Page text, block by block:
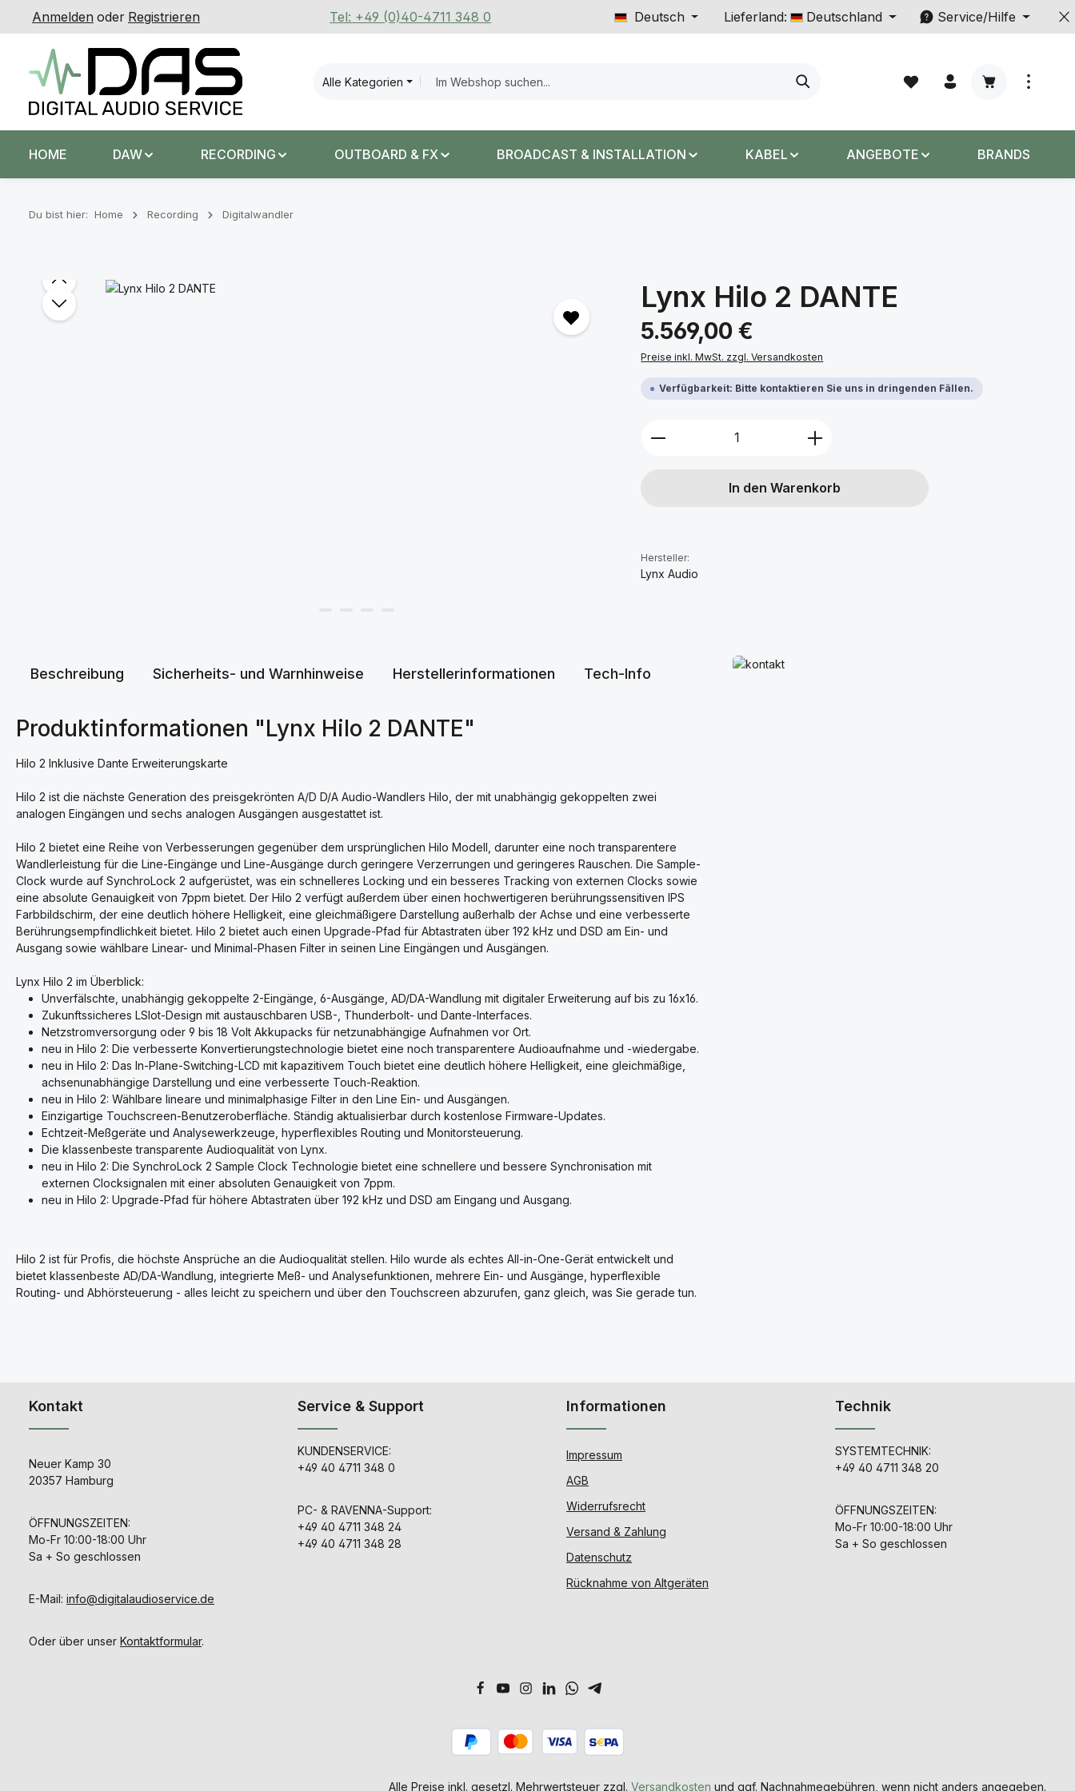
Hauptinhalt springen
Zur Suche springen
Zur Hauptnavigation springen
Anmelden oder Registrieren Tel: +49 (0)40-4711 348 0 Deutsch Lieferland: Deutschland Service/Hilfe
Alle Kategorien
Warenkorb
HOME DAW RECORDING OUTBOARD & FX BROADCAST & INSTALLATION KABEL ANGEBOTE BRANDS
Du bist hier: Home Recording Digitalwandler
Bildergalerie überspringen Lynx Hilo 2 DANTE
Regulärer Preis:
5.569,00 €
Preise inkl. MwSt. zzgl. Versandkosten
Verfügbarkeit: Bitte kontaktieren Sie uns in dringenden Fällen.
Produkt Anzahl: Gib den gewünschten Wert
In den Warenkorb
Hersteller:
Lynx Audio
Beschreibung Sicherheits- und Warnhinweise Herstellerinformationen Tech-Info
Produktinformationen "Lynx Hilo 2 DANTE"
Hilo 2 Inklusive Dante Erweiterungskarte
Hilo 2 ist die nächste Generation des preisgekrönten A/D D/A Audio-Wandlers Hilo, der mit unabhängig gekoppelten zwei
analogen Eingängen und sechs analogen Ausgängen ausgestattet ist.
Hilo 2 bietet eine Reihe von Verbesserungen gegenüber dem ursprünglichen Hilo Modell, darunter eine noch transparentere
Wandlerleistung für die Line-Eingänge und Line-Ausgänge durch geringere Verzerrungen und geringeres Rauschen. Die Sample-
Clock wurde auf SynchroLock 2 aufgerüstet, was ein schnelleres Locking und ein besseres Tracking von externen Clocks sowie
eine absolute Genauigkeit von 7ppm bietet. Der Hilo 2 verfügt außerdem über einen hochwertigeren berührungssensitiven IPS
Farbbildschirm, der eine deutlich höhere Helligkeit, eine gleichmäßigere Darstellung außerhalb der Achse und eine verbesserte
Berührungsempfindlichkeit bietet. Hilo 2 bietet auch einen Upgrade-Pfad für Abtastraten über 192 kHz und DSD am Ein- und
Ausgang sowie wählbare Linear- und Minimal-Phasen Filter in seinen Line Eingängen und Ausgängen.
Lynx Hilo 2 im Überblick:
Unverfälschte, unabhängig gekoppelte 2-Eingänge, 6-Ausgänge, AD/DA-Wandlung mit digitaler Erweiterung auf bis zu 16x16.
Zukunftssicheres LSlot-Design mit austauschbaren USB-, Thunderbolt- und Dante-Interfaces.
Netzstromversorgung oder 9 bis 18 Volt Akkupacks für netzunabhängige Aufnahmen vor Ort.
neu in Hilo 2: Die verbesserte Konvertierungstechnologie bietet eine noch transparentere Audioaufnahme und -wiedergabe.
neu in Hilo 2: Das In-Plane-Switching-LCD mit kapazitivem Touch bietet eine deutlich höhere Helligkeit, eine gleichmäßige,
achsenunabhängige Darstellung und eine verbesserte Touch-Reaktion.
neu in Hilo 2: Wählbare lineare und minimalphasige Filter in den Line Ein- und Ausgängen.
Einzigartige Touchscreen-Benutzeroberfläche. Ständig aktualisierbar durch kostenlose Firmware-Updates.
Echtzeit-Meßgeräte und Analysewerkzeuge, hyperflexibles Routing und Monitorsteuerung.
Die klassenbeste transparente Audioqualität von Lynx.
neu in Hilo 2: Die SynchroLock 2 Sample Clock Technologie bietet eine schnellere und bessere Synchronisation mit
externen Clocksignalen mit einer absoluten Genauigkeit von 7ppm.
neu in Hilo 2: Upgrade-Pfad für höhere Abtastraten über 192 kHz und DSD am Eingang und Ausgang.
Hilo 2 ist für Profis, die höchste Ansprüche an die Audioqualität stellen. Hilo wurde als echtes All-in-One-Gerät entwickelt und
bietet klassenbeste AD/DA-Wandlung, integrierte Meß- und Analysefunktionen, mehrere Ein- und Ausgänge, hyperflexible
Routing- und Abhörsteuerung - alles leicht zu speichern und über den Touchscreen abzurufen, ganz gleich, was Sie gerade tun.
Mehr erfahren
Kontakt
Neuer Kamp 30
20357 Hamburg
ÖFFNUNGSZEITEN:
Mo-Fr 10:00-18:00 Uhr
Sa + So geschlossen
E-Mail: info@digitalaudioservice.de
Oder über unser Kontaktformular.
Service & Support
KUNDENSERVICE:
+49 40 4711 348 0
PC- & RAVENNA-Support:
+49 40 4711 348 24
+49 40 4711 348 28
Informationen
Impressum
AGB
Widerrufsrecht
Versand & Zahlung
Datenschutz
Rücknahme von Altgeräten
Technik
SYSTEMTECHNIK:
+49 40 4711 348 20
ÖFFNUNGSZEITEN:
Mo-Fr 10:00-18:00 Uhr
Sa + So geschlossen
Alle Preise inkl. gesetzl. Mehrwertsteuer zzgl. Versandkosten und ggf. Nachnahmegebühren, wenn nicht anders angegeben.